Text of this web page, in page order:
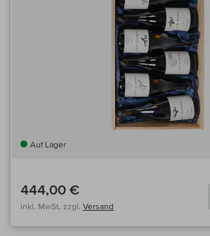
Auf Lager
444,00 €
inkl. MwSt, zzgl. Versand